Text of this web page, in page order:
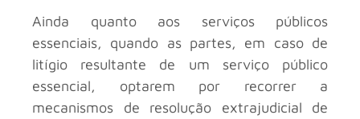
Ainda quanto aos serviços públicos
essenciais, quando as partes, em caso de
litígio resultante de um serviço público
essencial, optarem por recorrer a
mecanismos de resolução extrajudicial de